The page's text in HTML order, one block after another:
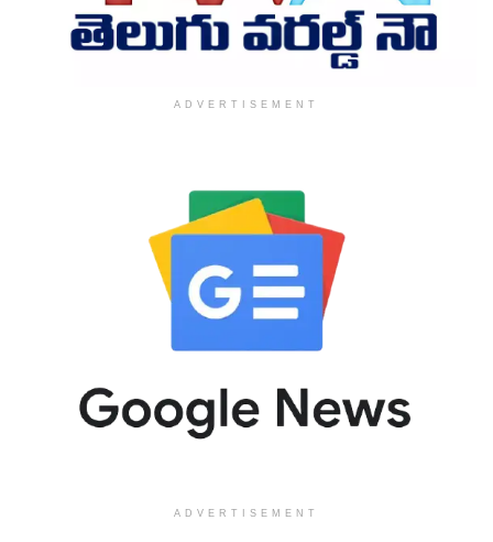
ADVERTISEMENT
ADVERTISEMENT